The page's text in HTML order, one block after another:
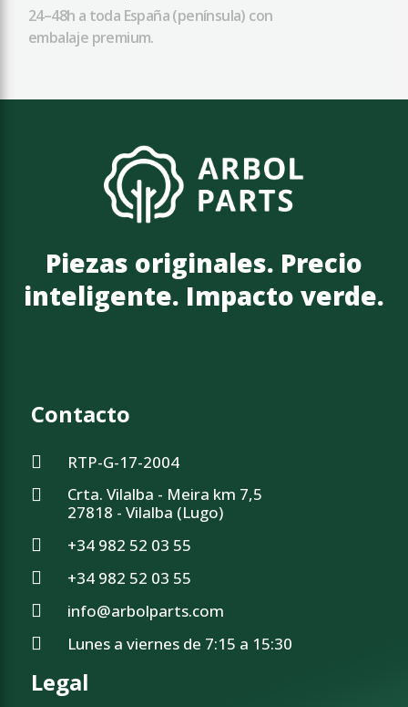
24–48h a toda España (península) con
embalaje premium.
Piezas originales. Precio
inteligente. Impacto verde.
Contacto
RTP-G-17-2004
Crta. Vilalba - Meira km 7,5
27818 - Vilalba (Lugo)
+34 982 52 03 55
+34 982 52 03 55
info@arbolparts.com
Lunes a viernes de 7:15 a 15:30
Legal